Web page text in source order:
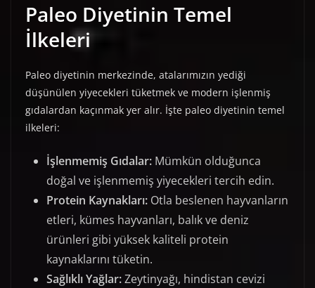
Paleo Diyetinin Temel
İlkeleri
Paleo diyetinin merkezinde, atalarımızın yediği
düşünülen yiyecekleri tüketmek ve modern işlenmiş
gıdalardan kaçınmak yer alır. İşte paleo diyetinin temel
ilkeleri:
İşlenmemiş Gıdalar: Mümkün olduğunca
doğal ve işlenmemiş yiyecekleri tercih edin.
Protein Kaynakları: Otla beslenen hayvanların
etleri, kümes hayvanları, balık ve deniz
ürünleri gibi yüksek kaliteli protein
kaynaklarını tüketin.
Sağlıklı Yağlar:Zeytinyağı, hindistan cevizi